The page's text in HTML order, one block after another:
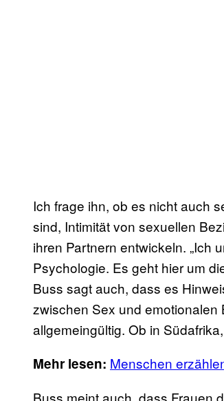
Ich frage ihn, ob es nicht auch
sind, Intimität von sexuellen
ihren Partnern entwickeln. „Ich
Psychologie. Es geht hier um
Buss sagt auch, dass es
zwischen Sex und
allgemeingültig. Ob in
Mehr lesen: Menschen
Buss meint auch, dass Frauen